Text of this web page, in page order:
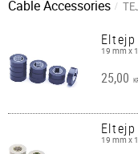
Cable Accessories
19 mm x
25,00
19 mm x